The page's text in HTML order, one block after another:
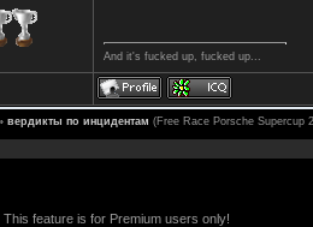
And it's fucked up, fucked up...
вердикты по инцидентам (Free Race Porsche Supercup
This feature is for Premium users only!